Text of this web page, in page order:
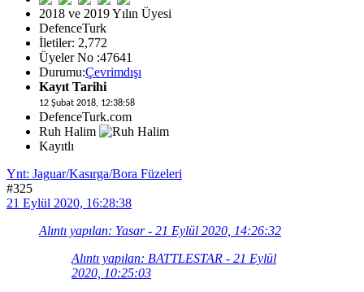
2018 ve 2019 Yılın Üyesi
DefenceTurk
İletiler: 2,772
Üyeler No :47641
Durumu:Çevrimdışı
Kayıt Tarihi
12 Şubat 2018, 12:38:58
DefenceTurk.com
Ruh Halim
Kayıtlı
Ynt: Jaguar/Kasırga/Bora Füzeleri
#325
21 Eylül 2020, 16:28:38
Alıntı yapılan: Yasar - 21 Eylül 2020, 14:26:32
Alıntı yapılan: BATTLESTAR - 21 Eylül
2020, 10:25:03